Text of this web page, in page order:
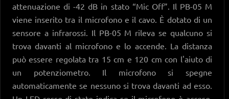
attenuazione di -42 dB in stato “Mic Off”. Il PB-05 M
viene inserito tra il microfono e il cavo. È dotato di un
sensore a infrarossi. Il PB-05 M rileva se qualcuno si
trova davanti al microfono e lo accende. La distanza
può essere regolata tra 15 cm e 120 cm con l'aiuto di
un potenziometro. Il microfono si spegne
automaticamente se nessuno si trova davanti ad esso.